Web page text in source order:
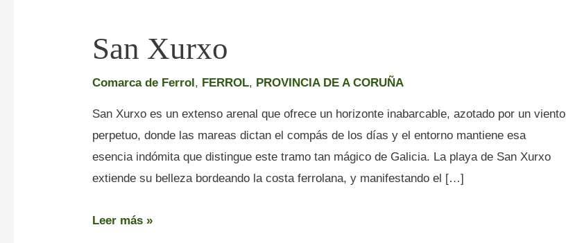
San Xurxo
Comarca de Ferrol, FERROL, PROVINCIA DE A CORUÑA
San Xurxo es un extenso arenal que ofrece un horizonte inabarcable, azotado por un viento
perpetuo, donde las mareas dictan el compás de los días y el entorno mantiene esa
esencia indómita que distingue este tramo tan mágico de Galicia. La playa de San Xurxo
extiende su belleza bordeando la costa ferrolana, y manifestando el […]
Leer más »